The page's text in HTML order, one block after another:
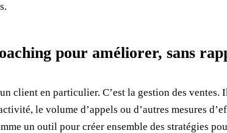
pour améliorer, sans
client en particulier. C’est la gestion des
le volume d’appels ou d’autres mesures
un outil pour créer ensemble des stratégies